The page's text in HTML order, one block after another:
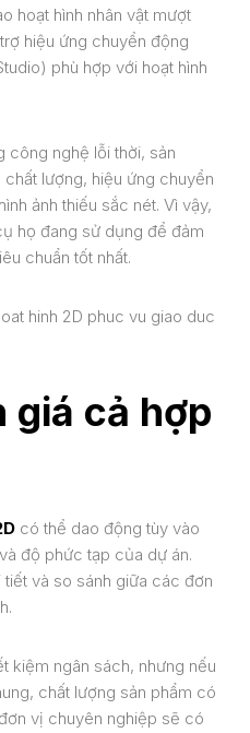
Hệ
hoạt hình nhân vật mượt
hiệu ứng chuyển động
phù hợp với hoạt hình
công nghệ lỗi thời, sản
lượng, hiệu ứng chuyển
ảnh thiếu sắc nét. Vì vậy,
họ đang sử dụng để đảm
chuẩn tốt nhất.
giá cả hợp
có thể dao động tùy vào
độ phức tạp của dự án.
và so sánh giữa các đơn
kiệm ngân sách, nhưng nếu
chất lượng sản phẩm có
vị chuyên nghiệp sẽ có